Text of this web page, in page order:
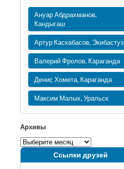
Ануар Абдрахманов,
Кандыгаш
Артур Каскабасов, Экибастуз
Валерий Фролов, Караганда
Денис Хомета, Караганда
Максим Малых, Уральск
Архивы
Ссылки друзей